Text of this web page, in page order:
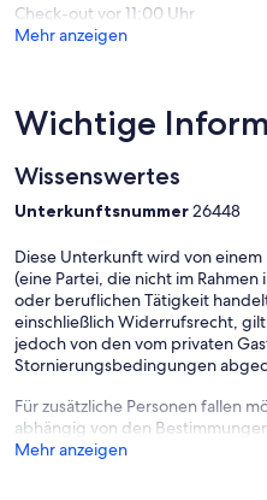
Check-out vor 11:00 Uhr
Mehr anzeigen
Wichtige
Wissenswertes
Unterkunftsnummer26448
Diese Unterkunft wird von
(eine Partei, die nicht im
oder beruflichen Tätigkeit
einschließlich Widerrufsrecht,
jedoch von den vom privaten
Stornierungsbedingungen
Für zusätzliche Personen fallen
abhängig von den
Mehr anzeigen